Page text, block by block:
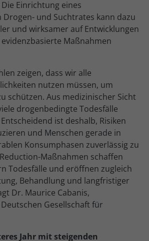
Einrichtung eines
und Suchtrates kann dazu
und wirksamer auf Entwicklungen
Maßnahmen
zeigen, dass wir alle
nutzen müssen, um
schützen. Aus medizinischer Sicht
drogenbedingte Todesfälle
ist deshalb, Risiken
und Menschen gerade in
Konsumphasen zuverlässig zu
Maßnahmen schaffen
Todesfälle und eröffnen zugleich
Behandlung und langfristiger
Dr. Maurice Cabanis,
Gesellschaft für
Jahr mit steigenden